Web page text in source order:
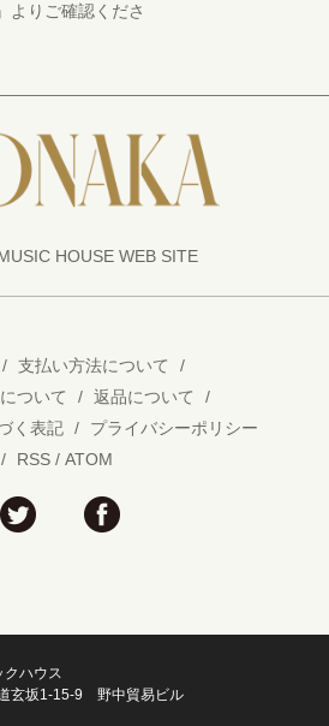
よりご確認くださ
HOUSE WEB SITE
/ 支払い方法について
/
ついて
/ 返品について
/
く表記 /
プライバシーポリシー
/
RSS / ATOM
ハウス
玄坂1-15-9 野中貿易ビル